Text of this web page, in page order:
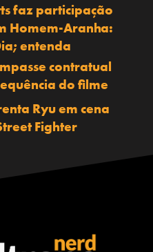
faz participação
Homem-Aranha:
entenda
contratual
do filme
Ryu em cena
Fighter